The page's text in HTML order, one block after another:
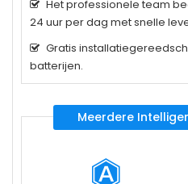
Het professionele team
24 uur per dag met snelle
Gratis
batterijen.
Meerdere